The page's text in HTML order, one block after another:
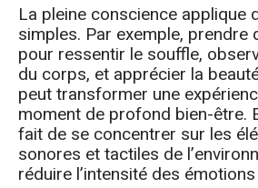
La pleine conscience applique
simples. Par exemple, prendre
pour ressentir le souffle,
du corps, et apprécier la
peut transformer une
moment de profond bien-être.
fait de se concentrer sur les
sonores et tactiles de
réduire l’intensité des